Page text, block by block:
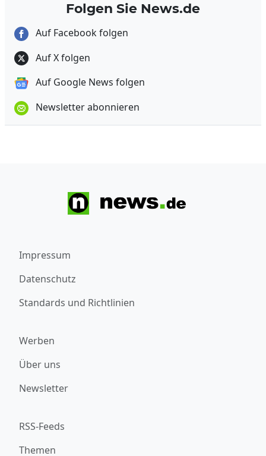
Folgen Sie News.de
Auf Facebook folgen
Auf X folgen
Auf Google News folgen
Newsletter abonnieren
Impressum
Datenschutz
Standards und Richtlinien
Werben
Über uns
Newsletter
RSS-Feeds
Themen